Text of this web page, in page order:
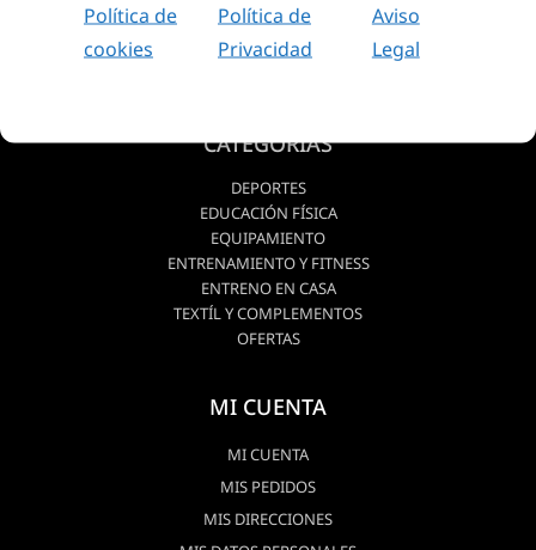
Política de
cookies
Política de
Privacidad
Aviso
Legal
CATEGORIAS
DEPORTES
EDUCACIÓN FÍSICA
EQUIPAMIENTO
ENTRENAMIENTO Y FITNESS
ENTRENO EN CASA
TEXTÍL Y COMPLEMENTOS
OFERTAS
MI CUENTA
MI CUENTA
MIS PEDIDOS
MIS DIRECCIONES